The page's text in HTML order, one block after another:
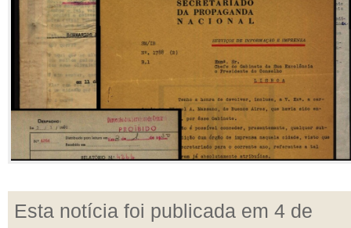
Esta notícia foi publicada em 4 de